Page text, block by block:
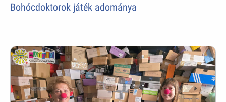
Bohócdoktorok játék adománya